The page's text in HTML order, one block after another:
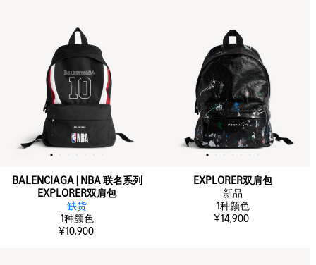
BALENCIAGA | NBA 联名系列
EXPLORER双肩包
缺货
1种颜色
¥10,900
EXPLORER双肩包
新品
1种颜色
¥14,900